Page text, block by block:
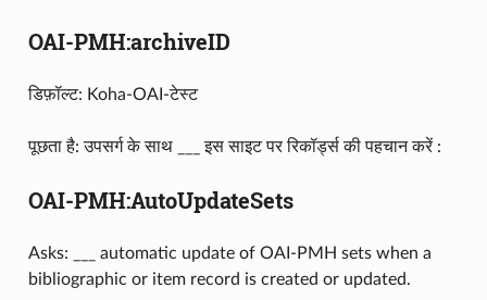
OAI-PMH:archiveID
डिफ़ॉल्ट: Koha-OAI-टेस्ट
पूछता है: उपसर्ग के साथ ___ इस साइट पर रिकॉर्ड्स की पहचान करें :
OAI-PMH:AutoUpdateSets
Asks: ___ automatic update of OAI-PMH sets when a
bibliographic or item record is created or updated.